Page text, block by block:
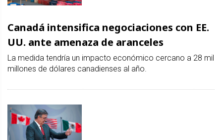
Canadá intensifica negociaciones con EE.
UU. ante amenaza de aranceles
La medida tendría un impacto económico cercano a 28 mil
millones de dólares canadienses al año.